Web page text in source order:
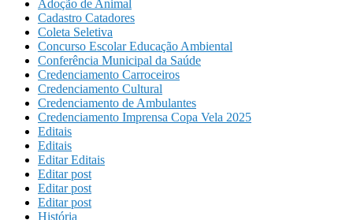
Adoção de Animal
Cadastro Catadores
Coleta Seletiva
Concurso Escolar Educação Ambiental
Conferência Municipal da Saúde
Credenciamento Carroceiros
Credenciamento Cultural
Credenciamento de Ambulantes
Credenciamento Imprensa Copa Vela 2025
Editais
Editais
Editar Editais
Editar post
Editar post
Editar post
História